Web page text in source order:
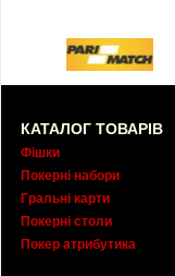
КАТАЛОГ ТОВАРІВ
Фішки
Покерні набори
Гральні карти
Покерні столи
Покер атрибутика